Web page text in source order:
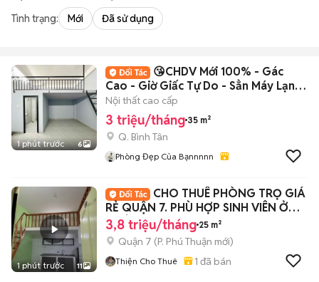
Tình trạng: Mới Đã sử dụng
1 phút trước 6
😘CHDV Mới 100% - Gác
Cao - Giờ Giấc Tự Do - Sẳn Máy Lạnh
💕
Nội thất cao cấp
3 triệu/tháng 35 m²
Q. Bình Tân
Phòng Đẹp Của Bạnnnnn
1 phút trước 11
CHO THUÊ PHÒNG TRỌ GIÁ
RẺ QUẬN 7. PHÙ HỢP SINH VIÊN Ở
GHÉP
3,8 triệu/tháng 25 m²
Quận 7 (P. Phú Thuận mới)
Thiện Cho Thuê 1 đã bán